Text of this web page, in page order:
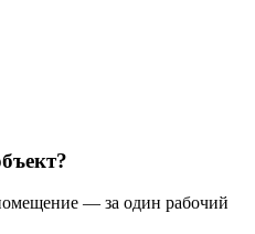
— за один рабочий